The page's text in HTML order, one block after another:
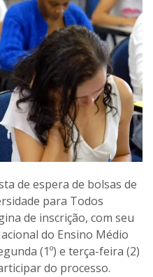
de espera de bolsas de
para Todos
de inscrição, com seu
do Ensino Médio
(1º) e terça-feira (2)
do processo.